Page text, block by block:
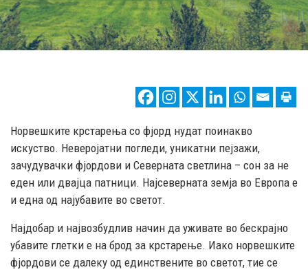
Норвешките крстарења со фјорд нудат поинакво
искуство. Неверојатни погледи, уникатни пејзажи,
зачудувачки фјордови и Северната светлина – сон за не
еден или двајца патници. Најсеверната земја во Европа е
и една од најубавите во светот.
Најдобар и највозбудлив начин да уживате во бескрајно
убавите глетки е на брод за крстарење. Иако норвешките
фјордови се далеку од единствените во светот, тие се